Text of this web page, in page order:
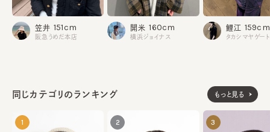
同じカテゴリのランキング もっと見る
1 2 3
笠井 151cm
阪急うめだ本店
開米 160cm
横浜ジョイナス
鯉江 159cm